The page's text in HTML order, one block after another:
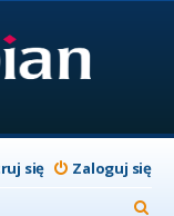
Zaloguj się
się